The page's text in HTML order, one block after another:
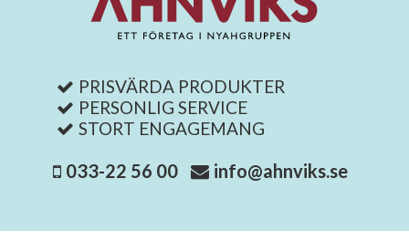
PRISVÄRDA PRODUKTER
PERSONLIG SERVICE
STORT ENGAGEMANG
033-22 56 00 info@ahnviks.se